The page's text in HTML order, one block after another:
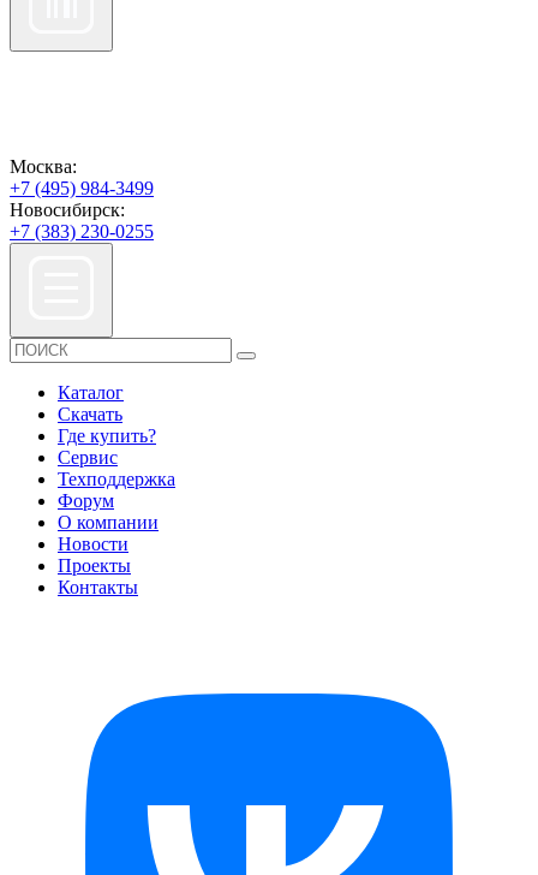
Москва:
+7 (495) 984-3499
Новосибирск:
+7 (383) 230-0255
Каталог
Скачать
Где купить?
Сервис
Техподдержка
Форум
О компании
Новости
Проекты
Контакты